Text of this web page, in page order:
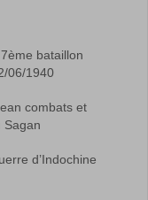
bataillon
06/1940
combats et
Sagan
d’Indochine